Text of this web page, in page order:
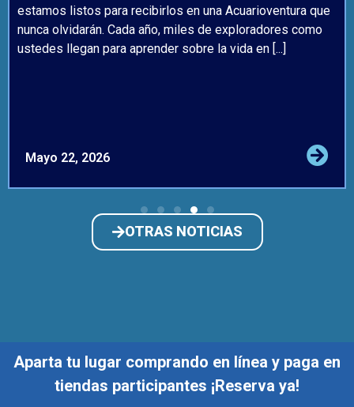
estamos listos para recibirlos en una Acuarioventura que
nunca olvidarán. Cada año, miles de exploradores como
ustedes llegan para aprender sobre la vida en [...]
Mayo 22, 2026
OTRAS NOTICIAS
Aparta tu lugar comprando en línea y paga en
tiendas participantes ¡Reserva ya!